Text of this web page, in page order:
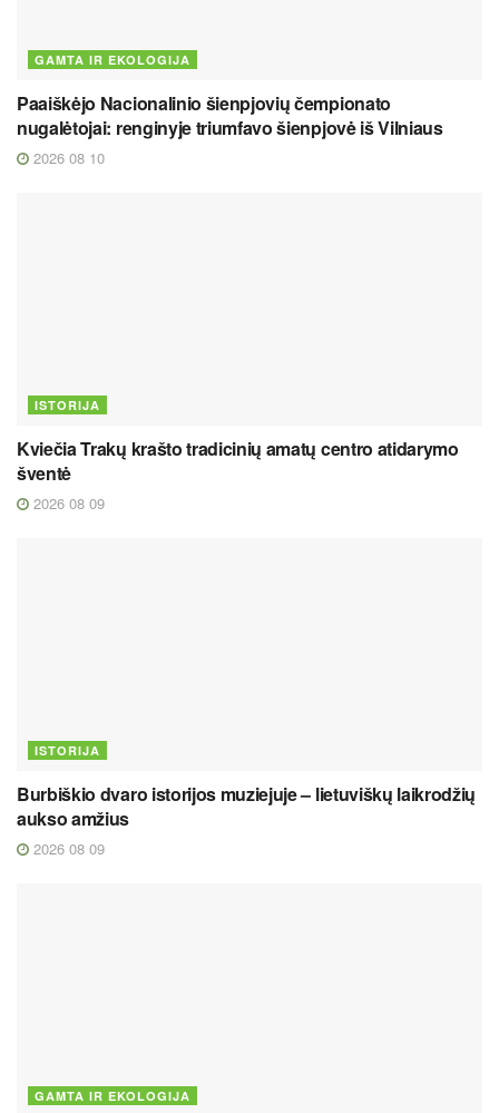
GAMTA IR EKOLOGIJA
Paaiškėjo Nacionalinio šienpjovių čempionato
nugalėtojai: renginyje triumfavo šienpjovė iš Vilniaus
2026 08 10
ISTORIJA
Kviečia Trakų krašto tradicinių amatų centro atidarymo
šventė
2026 08 09
ISTORIJA
Burbiškio dvaro istorijos muziejuje – lietuviškų laikrodžių
aukso amžius
2026 08 09
GAMTA IR EKOLOGIJA